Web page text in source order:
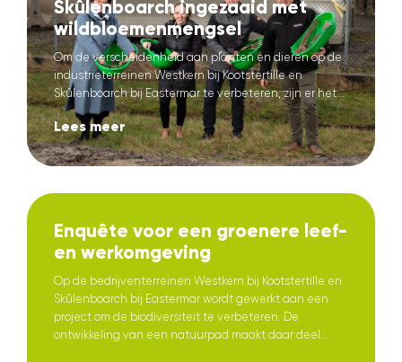
Skûlenboarch ingezaaid met
wildbloemenmengsel
Om de verscheidenheid aan planten en dieren op de
industrieterreinen Westkern bij Kootstertille en
Skûlenboarch bij Eastermar te verbeteren, zijn er het...
Lees meer
Enquête voor een groenere leef-
en werkomgeving
Op de bedrijventerreinen Westkern bij Kootstertille en
Skûlenboarch bij Eastermar wordt gewerkt aan een
project om de biodiversiteit te verbeteren. De
ontwikkeling van een natuurpad maakt daar deel...